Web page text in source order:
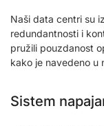
Naši data centri su
redundantnosti i
pružili pouzdanost
kako je navedeno u
Sistem